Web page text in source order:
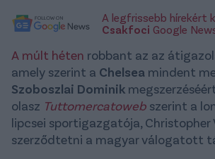
A legfrissebb hírekért
Csakfoci Google
A múlt héten robbant az az
amely szerint a Chelsea mindent
Szoboszlai Dominik
olasz Tuttomercatoweb szerint a
lipcsei sportigazgatója, Christopher
szerződtetni a magyar válogatott